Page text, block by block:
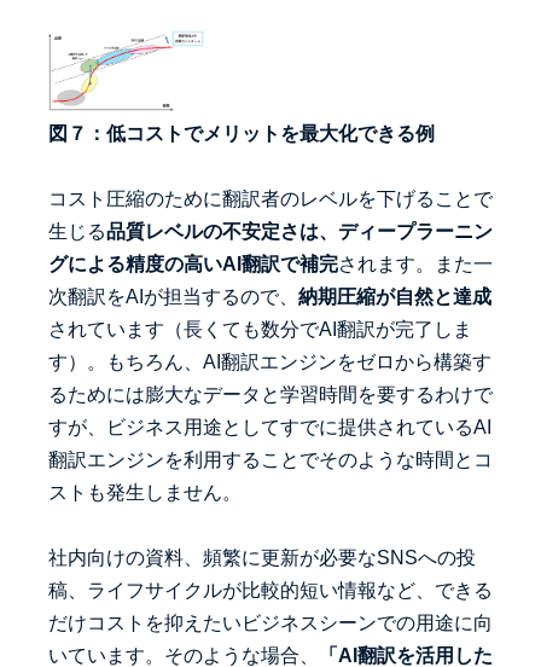
図７：低コストでメリットを最大化できる例
コスト圧縮のために翻訳者のレベルを下げることで
生じる品質レベルの不安定さは、ディープラーニン
グによる精度の高いAI翻訳で補完されます。また一
次翻訳をAIが担当するので、 納期圧縮が自然と達成
されています（長くても数分でAI翻訳が完了しま
す）。もちろん、AI翻訳エンジンをゼロから構築す
るためには膨大なデータと学習時間を要するわけで
すが、ビジネス用途としてすでに提供されているAI
翻訳エンジンを利用することでそのような時間とコ
ストも発生しません。
社内向けの資料、頻繁に更新が必要なSNSへの投
稿、ライフサイクルが比較的短い情報など、できる
だけコストを抑えたいビジネスシーンでの用途に向
いています。そのような場合、
「AI翻訳を活用した